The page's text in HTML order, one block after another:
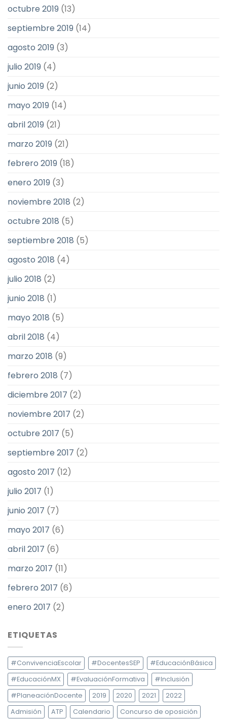
octubre 2019 (13)
septiembre 2019 (14)
agosto 2019 (3)
julio 2019 (4)
junio 2019 (2)
mayo 2019 (14)
abril 2019 (21)
marzo 2019 (21)
febrero 2019 (18)
enero 2019 (3)
noviembre 2018 (2)
octubre 2018 (5)
septiembre 2018 (5)
agosto 2018 (4)
julio 2018 (2)
junio 2018 (1)
mayo 2018 (5)
abril 2018 (4)
marzo 2018 (9)
febrero 2018 (7)
diciembre 2017 (2)
noviembre 2017 (2)
octubre 2017 (5)
septiembre 2017 (2)
agosto 2017 (12)
julio 2017 (1)
junio 2017 (7)
mayo 2017 (6)
abril 2017 (6)
marzo 2017 (11)
febrero 2017 (6)
enero 2017 (2)
ETIQUETAS
#ConvivenciaEscolar #DocentesSEP
#EducaciónBásica
#EducaciónMX
#EvaluaciónFormativa
#Inclusión
#PlaneaciónDocente
2019 2020 2021
2022
Admisión
ATP Calendario Concurso de oposición